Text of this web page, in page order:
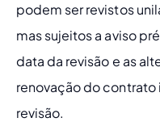
podem ser revistos
mas sujeitos a aviso
data da revisão e as
renovação do
revisão.